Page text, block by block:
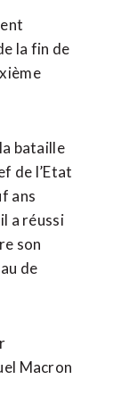
la fin de
bataille
de l’Etat
ans
a réussi
son
de
Macron